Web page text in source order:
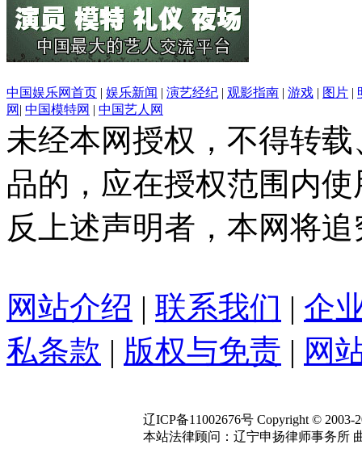
中国娱乐网首页 | 娱乐新闻 | 演艺经纪 | 观影指南 | 游戏 | 图片 |
网 | 中国模特网 | 中国艺人网
未经本网授权，不得转
品的，应在授权范围内
反上述声明者，本网将
网站介绍 | 联系我们 | 企
私条款 | 版权与免责 | 网
辽ICP备11002676号 Copyright © 2003-
本站法律顾问：辽宁申扬律师事务所